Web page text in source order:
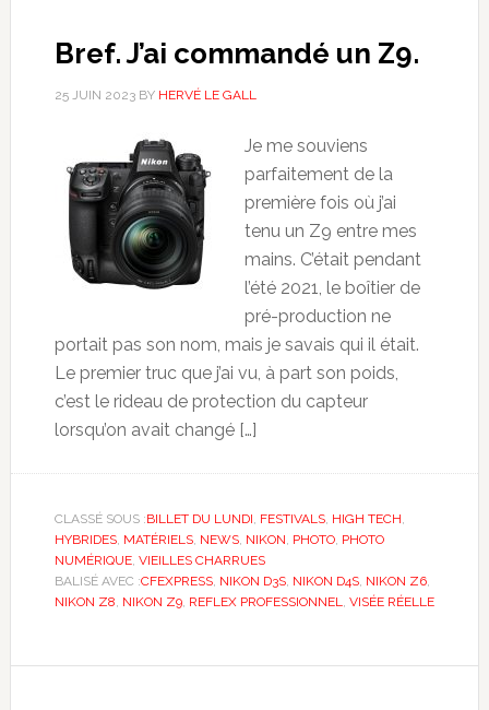
Bref. J’ai commandé un Z9.
25 JUIN 2023BY HERVÉ LE GALL
Je me souviens
parfaitement de la
première fois où j’ai
tenu un Z9 entre mes
mains. C’était pendant
l’été 2021, le boîtier de
pré-production ne
portait pas son nom, mais je savais qui il était.
Le premier truc que j’ai vu, à part son poids,
c’est le rideau de protection du capteur
lorsqu’on avait changé […]
CLASSÉ SOUS :BILLET DU LUNDI FESTIVALS, HIGH TECH
HYBRIDES, MATÉRIELS, NEWS, NIKON PHOTO, PHOTO
NUMÉRIQUE, VIEILLES CHARRUES
BALISÉ AVEC :CFEXPRESS, NIKON D3S, NIKON D4S, NIKON Z6,
NIKON Z8 NIKON Z9, REFLEX PROFESSIONNEL VISÉE RÉELLE